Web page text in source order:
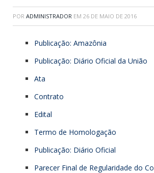
POR ADMINISTRADOR EM 26 DE MAIO DE 2016
Publicação: Amazônia
Publicação: Diário Oficial da União
Ata
Contrato
Edital
Termo de Homologação
Publicação: Diário Oficial
Parecer Final de Regularidade do